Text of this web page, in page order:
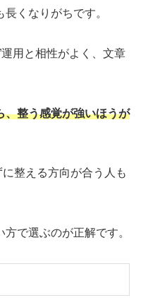
くなりがちです。
用と相性がよく、文章
、整う感覚が強いほうが
整える方向が合う人も
で選ぶのが正解です。